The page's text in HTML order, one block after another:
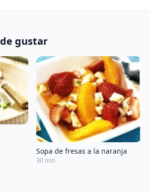
gustar
Sopa de fresas a la naranja
30 min